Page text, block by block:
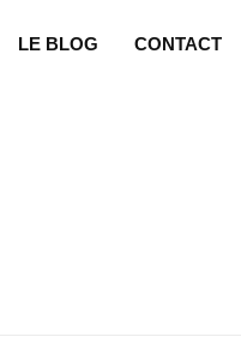
LE BLOG CONTACT